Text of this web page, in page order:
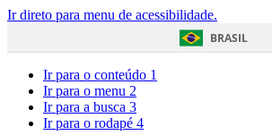
Ir direto para menu de acessibilidade.
BRASIL
Ir para o conteúdo 1
Ir para o menu 2
Ir para a busca 3
Ir para o rodapé 4